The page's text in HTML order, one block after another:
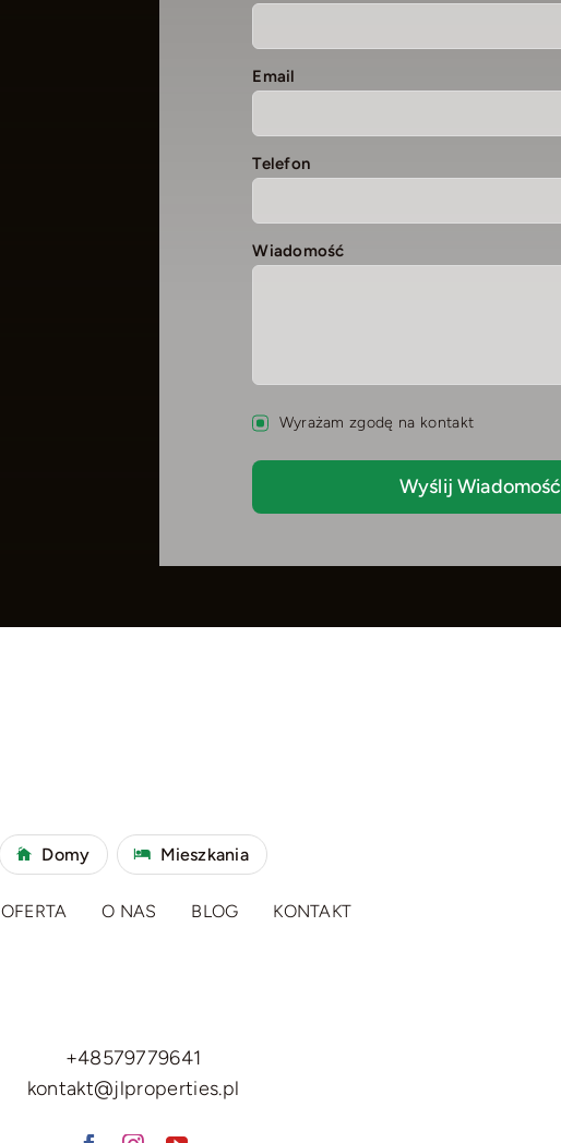
Email
Telefon
Wiadomość
Wyrażam zgodę na kontakt
Wyślij Wiadomość
Domy Mieszkania
OFERTA O NAS BLOG KONTAKT
+48579779641
kontakt@jlproperties.pl